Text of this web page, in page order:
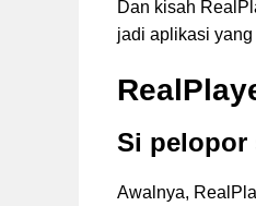
Dan kisah
jadi aplikasi
Si pelopor
Awalnya,